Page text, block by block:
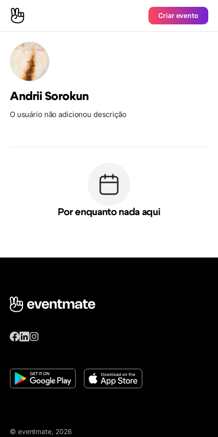
Criar evento
Andrii Sorokun
O usuário não adicionou descrição
Por enquanto nada aqui
© eventmate, 2026